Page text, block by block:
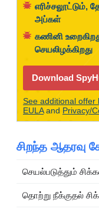
எரிச்சலூட்டும்,
அப்கள்
கணினி
செயலிழக்கிறது
Download
See additional offer
EULAand Privacy/
சிறந்த ஆதரவு
செயல்படுத்தும்
தொற்று நீக்குதல்